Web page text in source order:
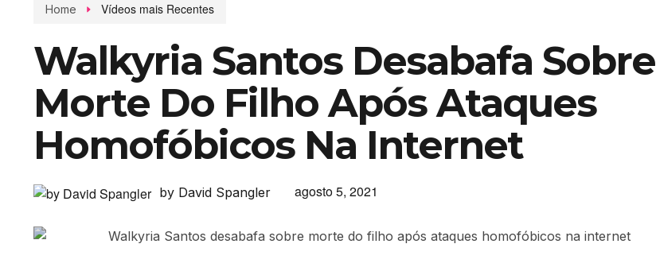
Home Vídeos mais Recentes
Walkyria Santos Desabafa Sobre
Morte Do Filho Após Ataques
Homofóbicos Na Internet
by David Spangler agosto 5, 2021